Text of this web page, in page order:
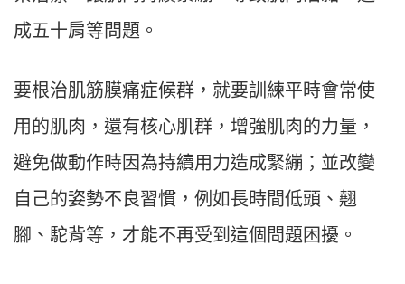
成五十肩等問題。
要根治肌筋膜痛症候群，就要訓練平時會常使
用的肌肉，還有核心肌群，增強肌肉的力量，
避免做動作時因為持續用力造成緊繃；並改變
自己的姿勢不良習慣，例如長時間低頭、翹
腳、駝背等，才能不再受到這個問題困擾。